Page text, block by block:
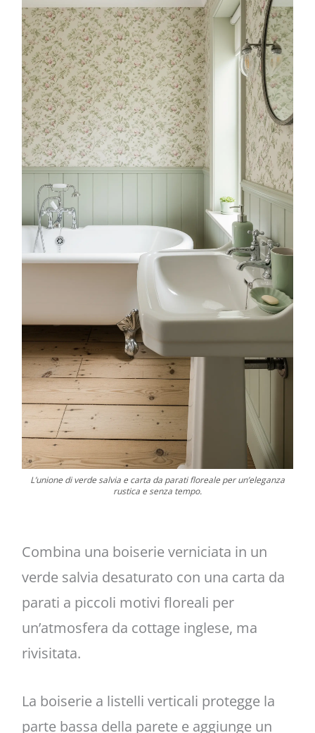
L’unione di verde salvia e carta da parati floreale per un’eleganza
rustica e senza tempo.
Combina una boiserie verniciata in un
verde salvia desaturato con una carta da
parati a piccoli motivi floreali per
un’atmosfera da cottage inglese, ma
rivisitata.
La boiserie a listelli verticali protegge la
parte bassa della parete e aggiunge un